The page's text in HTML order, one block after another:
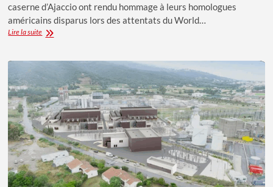
caserne d’Ajaccio ont rendu hommage à leurs homologues
américains disparus lors des attentats du World…
Lire la suiteAJACCIO
POMPIERS
GRAVISSENT
40
ÉTAGES
EN
HOMMAGE
AU
11
SEPTEMBRE